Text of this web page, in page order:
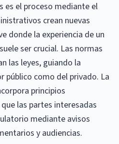
es el proceso mediante el
crean nuevas
donde la experiencia de un
ser crucial. Las normas
las leyes, guiando la
público como del privado. La
principios
las partes interesadas
mediante avisos
y audiencias.